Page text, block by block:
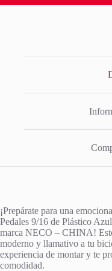
¡Prepárate para una
Pedales 9/16 de Plástico
marca NECO – CHINA!
moderno y llamativo a tu
experiencia de montar y te
comodidad.